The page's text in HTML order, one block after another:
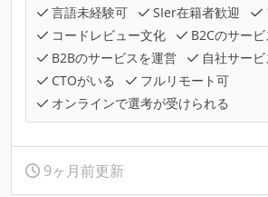
言語未経験可
SIer在籍者歓迎
コードレビュー文化
B2Cのサー
B2Bのサービスを運営
自社サー
CTOがいる
フルリモート可
オンラインで選考が受けられる
9ヶ月前更新